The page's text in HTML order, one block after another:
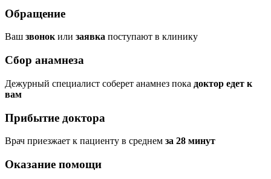
Обращение
Ваш звонокили заявка поступают в клинику
Сбор анамнеза
Дежурный специалист соберет анамнез пока доктор едет к
вам
Прибытие доктора
Врач приезжает к пациенту в среднем за 28 минут
Оказание помощи